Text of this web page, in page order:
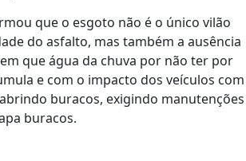
que o esgoto não é o único vilão
do asfalto, mas também a ausência
que água da chuva por não ter por
e com o impacto dos veículos com
buracos, exigindo manutenções
buracos.